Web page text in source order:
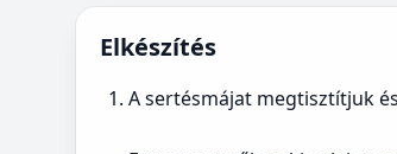
Elkészítés
A sertésmájat megtisztítjuk